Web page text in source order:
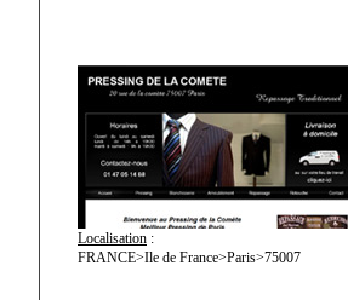
Localisation :
FRANCE>Ile de France>Paris>75007